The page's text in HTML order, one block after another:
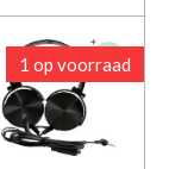
1 op voorraad